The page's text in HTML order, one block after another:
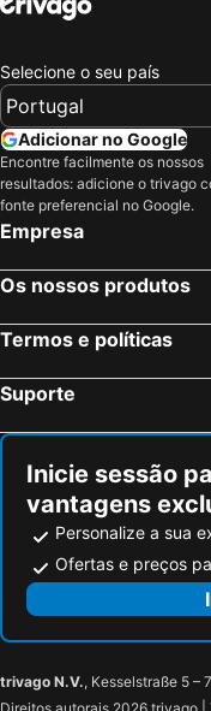
Selecione o seu país
Adicionar no Google
Encontre facilmente os nossos
resultados: adicione o trivago
fonte preferencial no Google.
Empresa
Os nossos produtos
Termos e políticas
Suporte
Inicie sessão
vantagens
Personalize a sua
Ofertas e preços
trivago N.V., Kesselstraße 5 –